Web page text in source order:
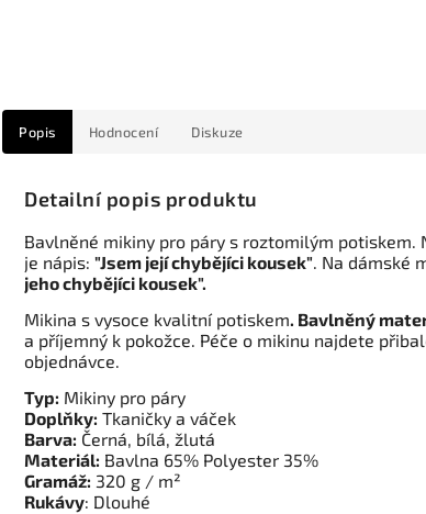
Popis Hodnocení Diskuze
Detailní popis produktu
Bavlněné mikiny pro páry s roztomilým potiskem.
je nápis: "Jsem její chybějíci kousek". Na dámské
jeho chybějíci kousek".
Mikina s vysoce kvalitní potiskem. Bavlněný
a příjemný k pokožce. Péče o mikinu najdete
objednávce.
Typ: Mikiny pro páry
Doplňky: Tkaničky a váček
Barva: Černá, bílá, žlutá
Materiál: Bavlna 65% Polyester 35%
Gramáž: 320 g / m²
Rukávy: Dlouhé